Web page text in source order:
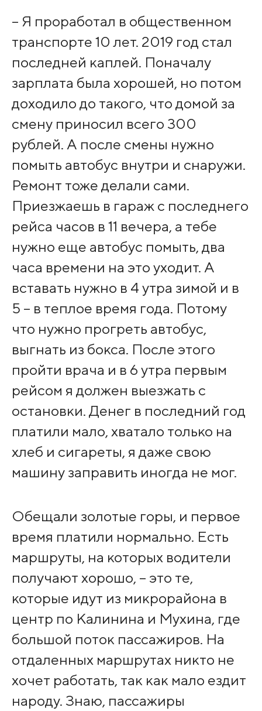
– Я проработал в общественном
транспорте 10 лет. 2019 год стал
последней каплей. Поначалу
зарплата была хорошей, но потом
доходило до такого, что домой за
смену приносил всего 300
рублей. А после смены нужно
помыть автобус внутри и снаружи.
Ремонт тоже делали сами.
Приезжаешь в гараж с последнего
рейса часов в 11 вечера, а тебе
нужно еще автобус помыть, два
часа времени на это уходит. А
вставать нужно в 4 утра зимой и в
5 – в теплое время года. Потому
что нужно прогреть автобус,
выгнать из бокса. После этого
пройти врача и в 6 утра первым
рейсом я должен выезжать с
остановки. Денег в последний год
платили мало, хватало только на
хлеб и сигареты, я даже свою
машину заправить иногда не мог.
Обещали золотые горы, и первое
время платили нормально. Есть
маршруты, на которых водители
получают хорошо, – это те,
которые идут из микрорайона в
центр по Калинина и Мухина, где
большой поток пассажиров. На
отдаленных маршрутах никто не
хочет работать, так как мало ездит
народу. Знаю, пассажиры